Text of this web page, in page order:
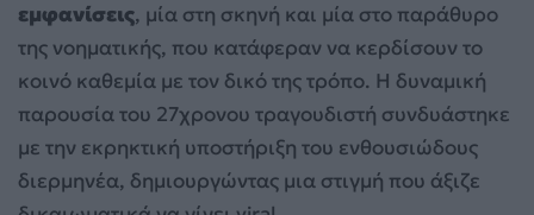
εμφανίσεις, μία στη σκηνή και μία στο παράθυρο
της νοηματικής, που κατάφεραν να κερδίσουν το
κοινό καθεμία με τον δικό της τρόπο. Η δυναμική
παρουσία του 27χρονου τραγουδιστή συνδυάστηκε
με την εκρηκτική υποστήριξη του ενθουσιώδους
διερμηνέα, δημιουργώντας μια στιγμή που άξιζε